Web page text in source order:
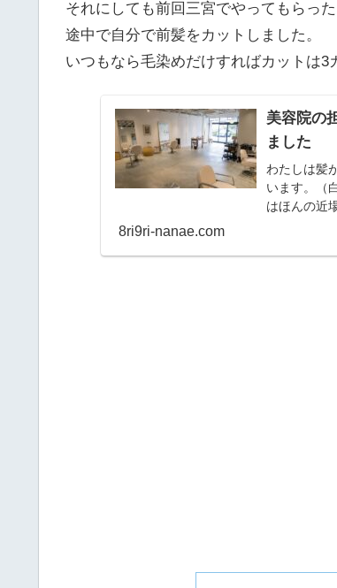
それにしても前回三宮でやってもらっ
途中で自分で前髪をカットしました。
いつもなら毛染めだけすればカットは3
美容院の
ました
わたしは髪
います。（
はほんの近
8ri9ri-nanae.com